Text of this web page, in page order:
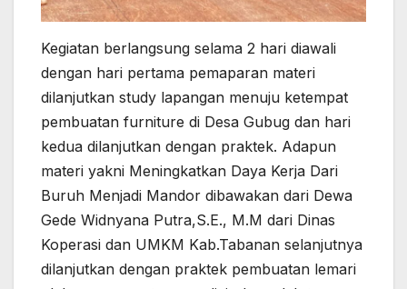
Kegiatan berlangsung selama 2 hari diawali
dengan hari pertama pemaparan materi
dilanjutkan study lapangan menuju ketempat
pembuatan furniture di Desa Gubug dan hari
kedua dilanjutkan dengan praktek. Adapun
materi yakni Meningkatkan Daya Kerja Dari
Buruh Menjadi Mandor dibawakan dari Dewa
Gede Widnyana Putra,S.E., M.M dari Dinas
Koperasi dan UMKM Kab.Tabanan selanjutnya
dilanjutkan dengan praktek pembuatan lemari